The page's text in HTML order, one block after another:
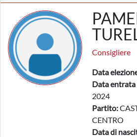
Consigliere
Data
Data entrata
2024
Partito:
CENTRO
Data di